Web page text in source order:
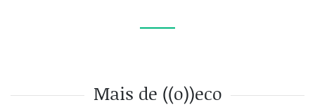
Mais de ((o))eco